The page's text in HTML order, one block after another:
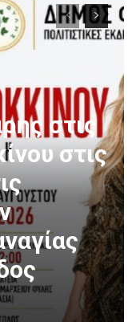
στις
στις